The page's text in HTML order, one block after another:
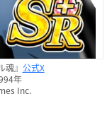
』 公式X
年
Inc.